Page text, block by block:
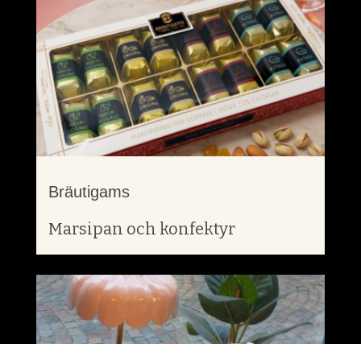
Bräutigams
Marsipan och konfektyr